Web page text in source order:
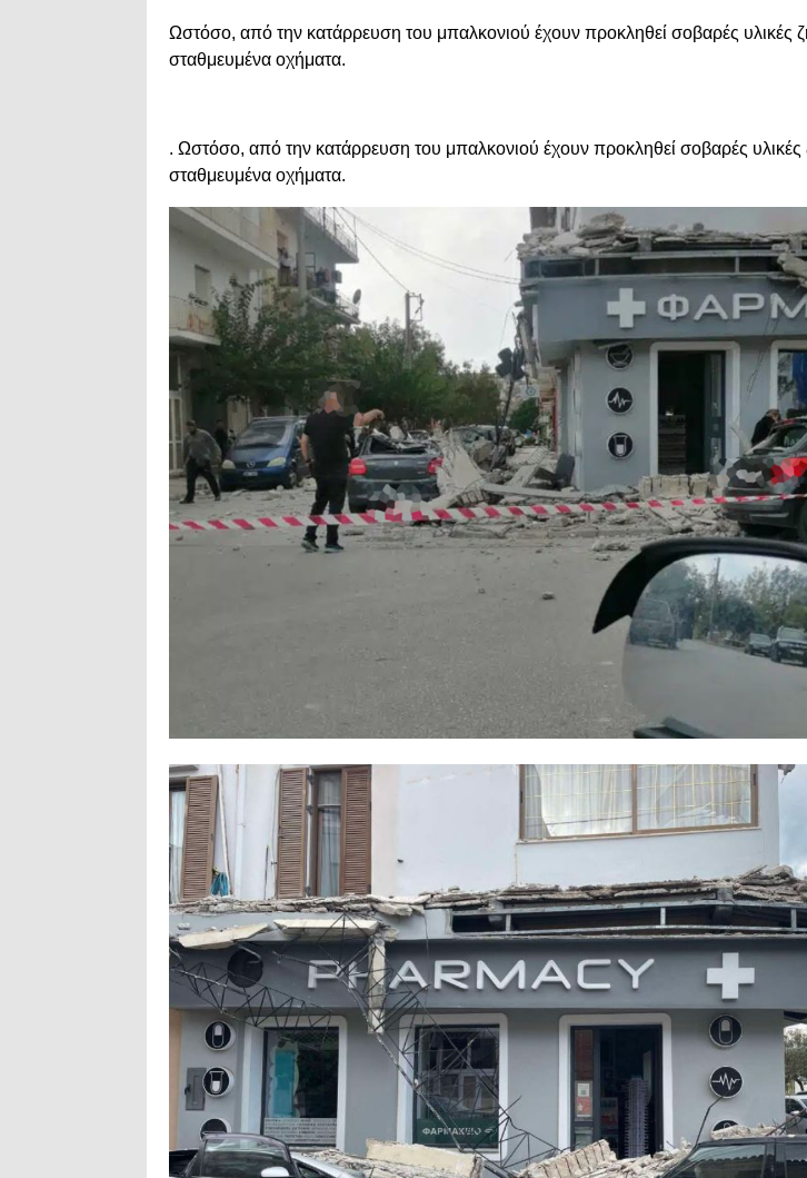
Ωστόσο, από την κατάρρευση του μπαλκονιού έχουν προκληθεί σοβαρές υλικές
σταθμευμένα οχήματα.
. Ωστόσο, από την κατάρρευση του μπαλκονιού έχουν προκληθεί σοβαρές υλικές
σταθμευμένα οχήματα.